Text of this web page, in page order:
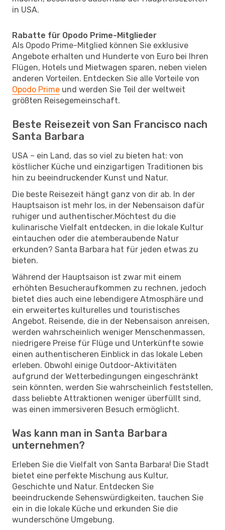
in USA.
Rabatte für Opodo Prime-Mitglieder
Als Opodo Prime-Mitglied können Sie exklusive
Angebote erhalten und Hunderte von Euro bei Ihren
Flügen, Hotels und Mietwagen sparen, neben vielen
anderen Vorteilen. Entdecken Sie alle Vorteile von
Opodo Prime und werden Sie Teil der weltweit
größten Reisegemeinschaft.
Beste Reisezeit von San Francisco nach
Santa Barbara
USA – ein Land, das so viel zu bieten hat: von
köstlicher Küche und einzigartigen Traditionen bis
hin zu beeindruckender Kunst und Natur.
Die beste Reisezeit hängt ganz von dir ab. In der
Hauptsaison ist mehr los, in der Nebensaison dafür
ruhiger und authentischer.Möchtest du die
kulinarische Vielfalt entdecken, in die lokale Kultur
eintauchen oder die atemberaubende Natur
erkunden? Santa Barbara hat für jeden etwas zu
bieten.
Während der Hauptsaison ist zwar mit einem
erhöhten Besucheraufkommen zu rechnen, jedoch
bietet dies auch eine lebendigere Atmosphäre und
ein erweitertes kulturelles und touristisches
Angebot. Reisende, die in der Nebensaison anreisen,
werden wahrscheinlich weniger Menschenmassen,
niedrigere Preise für Flüge und Unterkünfte sowie
einen authentischeren Einblick in das lokale Leben
erleben. Obwohl einige Outdoor-Aktivitäten
aufgrund der Wetterbedingungen eingeschränkt
sein könnten, werden Sie wahrscheinlich feststellen,
dass beliebte Attraktionen weniger überfüllt sind,
was einen immersiveren Besuch ermöglicht.
Was kann man in Santa Barbara
unternehmen?
Erleben Sie die Vielfalt von Santa Barbara! Die Stadt
bietet eine perfekte Mischung aus Kultur,
Geschichte und Natur. Entdecken Sie
beeindruckende Sehenswürdigkeiten, tauchen Sie
ein in die lokale Küche und erkunden Sie die
wunderschöne Umgebung.